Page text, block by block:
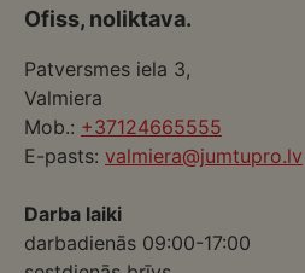
Ofiss, noliktava.
Patversmes iela 3,
Valmiera
Mob.: +37124665555
E-pasts: valmiera@jumtupro.lv
Darba laiki
darbadienās 09:00-17:00